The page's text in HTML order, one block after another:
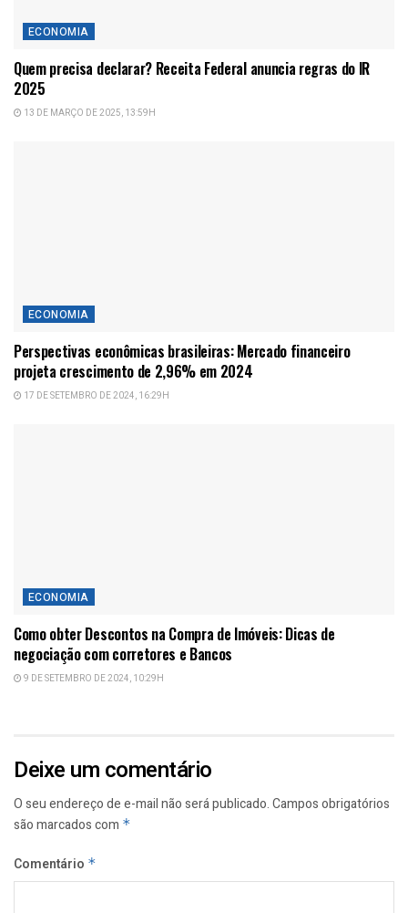
ECONOMIA
Quem precisa declarar? Receita Federal anuncia regras do IR
2025
13 DE MARÇO DE 2025, 13:59H
ECONOMIA
Perspectivas econômicas brasileiras: Mercado financeiro
projeta crescimento de 2,96% em 2024
17 DE SETEMBRO DE 2024, 16:29H
ECONOMIA
Como obter Descontos na Compra de Imóveis: Dicas de
negociação com corretores e Bancos
9 DE SETEMBRO DE 2024, 10:29H
Deixe um comentário
O seu endereço de e-mail não será publicado.Campos obrigatórios
são marcados com *
Comentário *